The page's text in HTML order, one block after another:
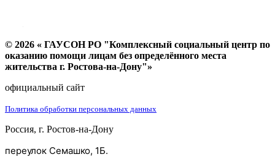
© 2026 « ГАУСОН РО "Комплексный социальный центр по
оказанию помощи лицам без определённого места
жительства г. Ростова-на-Дону"»
официальный сайт
Политика обработки персональных данных
Россия, г. Ростов-на-Дону
переулок Семашко, 1Б.